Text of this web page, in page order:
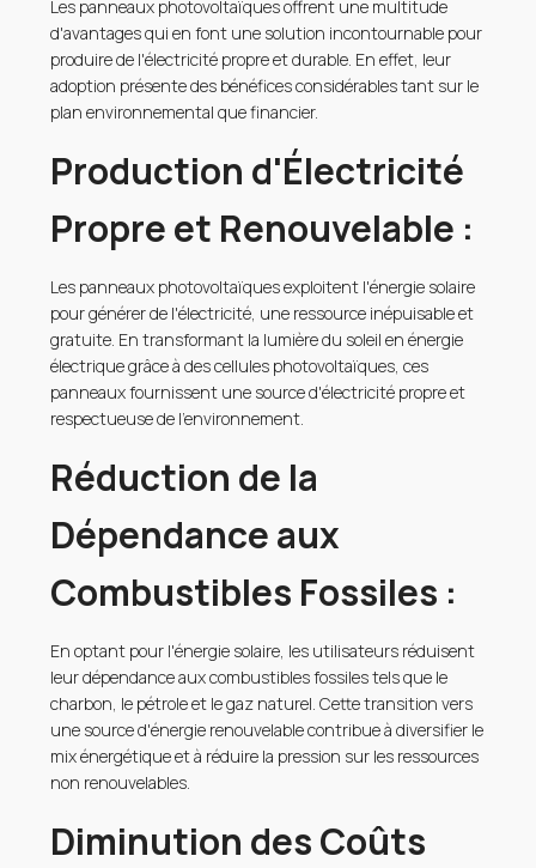
Les panneaux photovoltaïques offrent une multitude
d'avantages qui en font une solution incontournable pour
produire de l'électricité propre et durable. En effet, leur
adoption présente des bénéfices considérables tant sur le
plan environnemental que financier.
Production d'Électricité
Propre et Renouvelable :
Les panneaux photovoltaïques exploitent l'énergie solaire
pour générer de l'électricité, une ressource inépuisable et
gratuite. En transformant la lumière du soleil en énergie
électrique grâce à des cellules photovoltaïques, ces
panneaux fournissent une source d'électricité propre et
respectueuse de l'environnement.
Réduction de la
Dépendance aux
Combustibles Fossiles :
En optant pour l'énergie solaire, les utilisateurs réduisent
leur dépendance aux combustibles fossiles tels que le
charbon, le pétrole et le gaz naturel. Cette transition vers
une source d'énergie renouvelable contribue à diversifier le
mix énergétique et à réduire la pression sur les ressources
non renouvelables.
Diminution des Coûts